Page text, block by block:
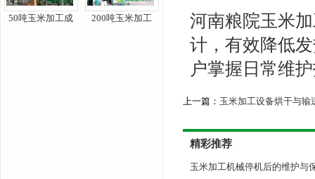
50吨玉米加工成 200吨玉米加工
河南粮院玉米
计，有效降低
户掌握日常维
上一篇： 玉米加工设备烘干与输
精彩推荐
玉米加工机械停机后的维护与